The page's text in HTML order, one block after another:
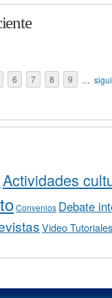
6 7 8 9 …
Actividades
Convenios Debate
Video Tutoriales